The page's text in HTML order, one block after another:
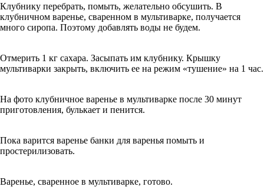
Клубнику перебрать, помыть, желательно обсушить. В
клубничном варенье, сваренном в мультиварке, получается
много сиропа. Поэтому добавлять воды не будем.
Отмерить 1 кг сахара. Засыпать им клубнику. Крышку
мультиварки закрыть, включить ее на режим «тушение» на 1 час.
На фото клубничное варенье в мультиварке после 30 минут
приготовления, булькает и пенится.
Пока варится варенье банки для варенья помыть и
простерилизовать.
Варенье, сваренное в мультиварке, готово.